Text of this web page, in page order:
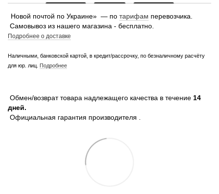
Новой почтой по Украине» — по тарифам перевозчика.
Самовывоз из нашего магазина - бесплатно.
Подробнее о доставке
Наличными, банковской картой, в кредит/рассрочку, по безналичному расчёту
для юр. лиц. Подробнее
Обмен/возврат товара надлежащего качества в течение 14
дней.
Официальная гарантия производителя .